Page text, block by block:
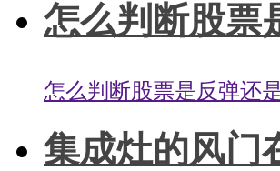
怎么判断股票
怎么判断股票是反弹还
集成灶的风门